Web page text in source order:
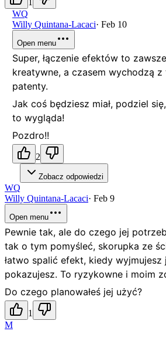
1
WQ
Willy Quintana-Lacaci· Feb 10
Open menu
Super, łączenie efektów to
kreatywne, a czasem wychodzą
patenty.
Jak coś będziesz miał, podziel
to wygląda!
Pozdro!!
2
Zobacz odpowiedzi
WQ
Willy Quintana-Lacaci· Feb 9
Open menu
Pewnie tak, ale do czego jej
tak o tym pomyśleć, skorupka ze
łatwo spalić efekt, kiedy wyjmujesz
pokazujesz. To ryzykowne i moim
Do czego planowałeś jej użyć?
1
M